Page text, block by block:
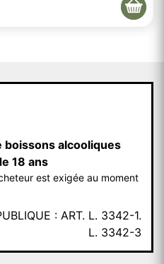
alcooliques
18 ans
est exigée au moment
: ART. L. 3342-1.
L. 3342-3